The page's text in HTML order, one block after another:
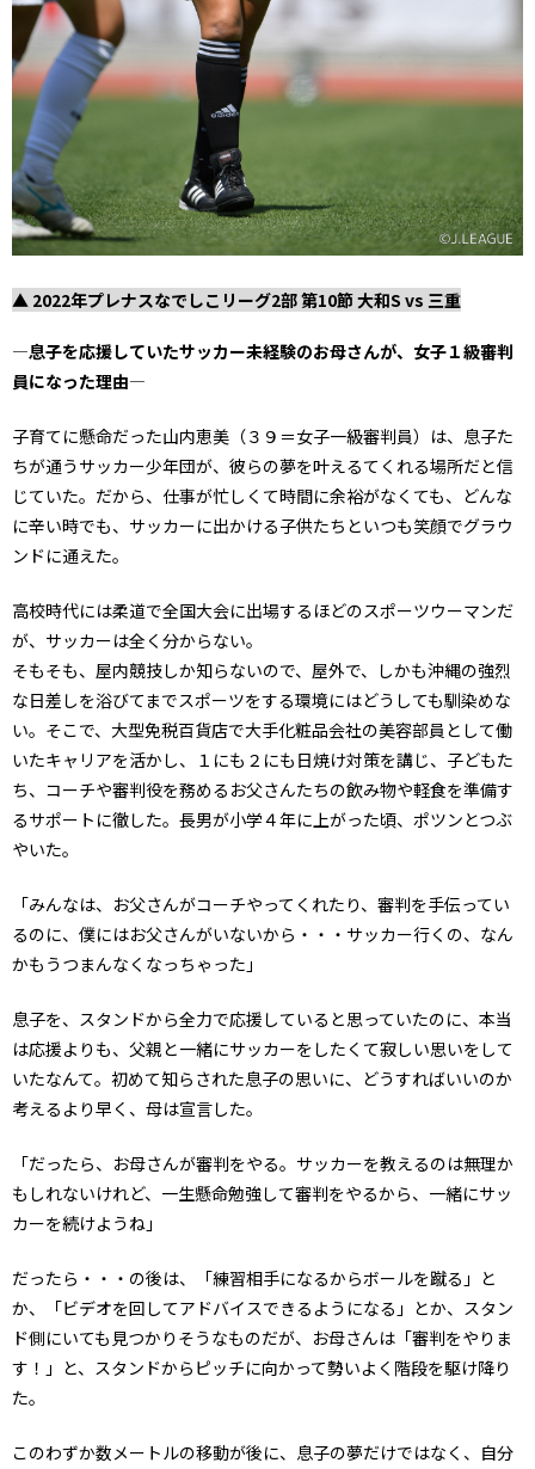
▲ 2022年プレナスなでしこリーグ2部 第10節 大和S vs 三重
―息子を応援していたサッカー未経験のお母さんが、女子１級審判
員になった理由―
子育てに懸命だった山内恵美（３９＝女子一級審判員）は、息子た
ちが通うサッカー少年団が、彼らの夢を叶えるてくれる場所だと信
じていた。だから、仕事が忙しくて時間に余裕がなくても、どんな
に辛い時でも、サッカーに出かける子供たちといつも笑顔でグラウ
ンドに通えた。
高校時代には柔道で全国大会に出場するほどのスポーツウーマンだ
が、サッカーは全く分からない。
そもそも、屋内競技しか知らないので、屋外で、しかも沖縄の強烈
な日差しを浴びてまでスポーツをする環境にはどうしても馴染めな
い。そこで、大型免税百貨店で大手化粧品会社の美容部員として働
いたキャリアを活かし、１にも２にも日焼け対策を講じ、子どもた
ち、コーチや審判役を務めるお父さんたちの飲み物や軽食を準備す
るサポートに徹した。長男が小学４年に上がった頃、ポツンとつぶ
やいた。
「みんなは、お父さんがコーチやってくれたり、審判を手伝ってい
るのに、僕にはお父さんがいないから・・・サッカー行くの、なん
かもうつまんなくなっちゃった」
息子を、スタンドから全力で応援していると思っていたのに、本当
は応援よりも、父親と一緒にサッカーをしたくて寂しい思いをして
いたなんて。初めて知らされた息子の思いに、どうすればいいのか
考えるより早く、母は宣言した。
「だったら、お母さんが審判をやる。サッカーを教えるのは無理か
もしれないけれど、一生懸命勉強して審判をやるから、一緒にサッ
カーを続けようね」
だったら・・・の後は、「練習相手になるからボールを蹴る」と
か、「ビデオを回してアドバイスできるようになる」とか、スタン
ド側にいても見つかりそうなものだが、お母さんは「審判をやりま
す！」と、スタンドからピッチに向かって勢いよく階段を駆け降り
た。
このわずか数メートルの移動が後に、息子の夢だけではなく、自分